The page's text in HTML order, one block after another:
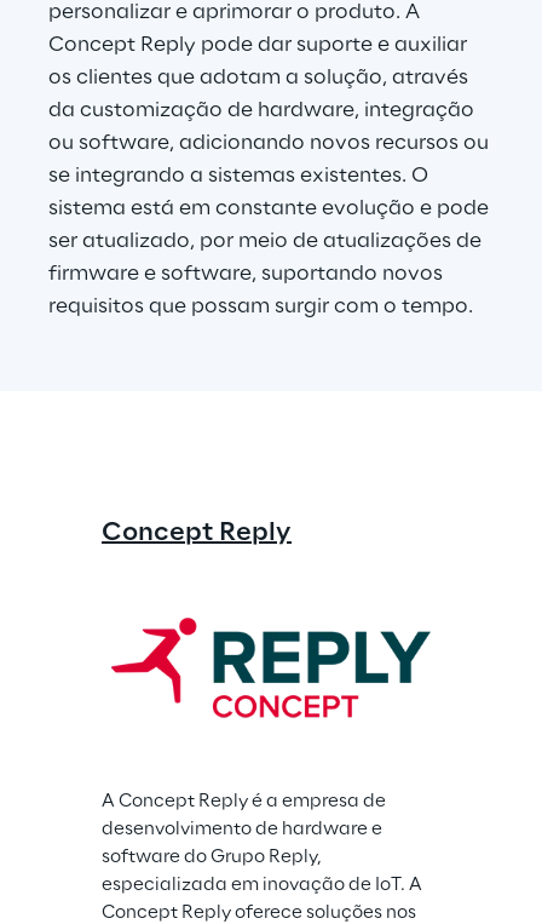
personalizar e aprimorar o produto. A
Concept Reply pode dar suporte e auxiliar
os clientes que adotam a solução, através
da customização de hardware, integração
ou software, adicionando novos recursos ou
se integrando a sistemas existentes. O
sistema está em constante evolução e pode
ser atualizado, por meio de atualizações de
firmware e software, suportando novos
requisitos que possam surgir com o tempo.
Concept Reply
A Concept Reply é a empresa de
desenvolvimento de hardware e
software do Grupo Reply,
especializada em inovação de IoT. A
Concept Reply oferece soluções nos